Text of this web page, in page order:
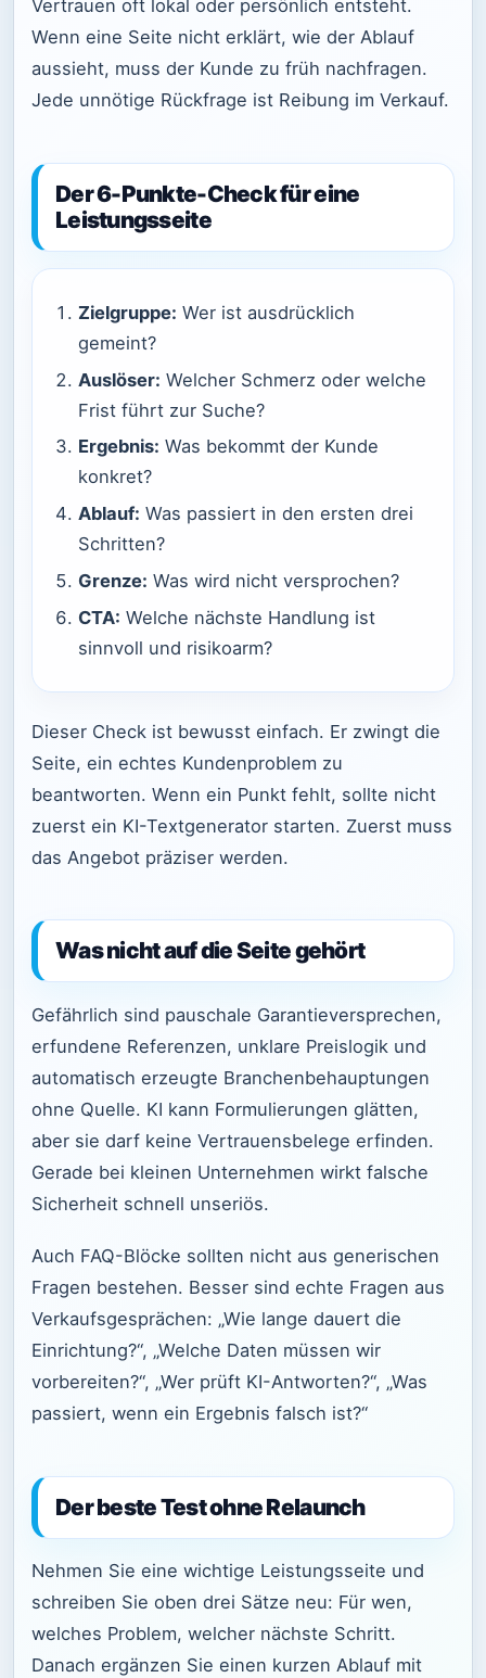
Vertrauen oft lokal oder persönlich entsteht.
Wenn eine Seite nicht erklärt, wie der Ablauf
aussieht, muss der Kunde zu früh nachfragen.
Jede unnötige Rückfrage ist Reibung im Verkauf.
Der 6-Punkte-Check für eine
Leistungsseite
Zielgruppe: Wer ist ausdrücklich
gemeint?
Auslöser: Welcher Schmerz oder welche
Frist führt zur Suche?
Ergebnis: Was bekommt der Kunde
konkret?
Ablauf: Was passiert in den ersten drei
Schritten?
Grenze: Was wird nicht versprochen?
CTA: Welche nächste Handlung ist
sinnvoll und risikoarm?
Dieser Check ist bewusst einfach. Er zwingt die
Seite, ein echtes Kundenproblem zu
beantworten. Wenn ein Punkt fehlt, sollte nicht
zuerst ein KI-Textgenerator starten. Zuerst muss
das Angebot präziser werden.
Was nicht auf die Seite gehört
Gefährlich sind pauschale Garantieversprechen,
erfundene Referenzen, unklare Preislogik und
automatisch erzeugte Branchenbehauptungen
ohne Quelle. KI kann Formulierungen glätten,
aber sie darf keine Vertrauensbelege erfinden.
Gerade bei kleinen Unternehmen wirkt falsche
Sicherheit schnell unseriös.
Auch FAQ-Blöcke sollten nicht aus generischen
Fragen bestehen. Besser sind echte Fragen aus
Verkaufsgesprächen: „Wie lange dauert die
Einrichtung?“, „Welche Daten müssen wir
vorbereiten?“, „Wer prüft KI-Antworten?“, „Was
passiert, wenn ein Ergebnis falsch ist?“
Der beste Test ohne Relaunch
Nehmen Sie eine wichtige Leistungsseite und
schreiben Sie oben drei Sätze neu: Für wen,
welches Problem, welcher nächste Schritt.
Danach ergänzen Sie einen kurzen Ablauf mit